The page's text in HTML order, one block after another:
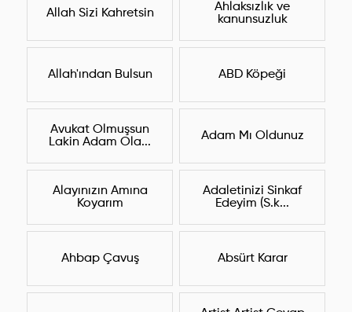
Allah Sizi Kahretsin
Ahlaksızlık ve
kanunsuzluk
Allah'ından Bulsun ABD Köpeği
Avukat Olmuşsun
Lakin Adam Ola...
Adam Mı Oldunuz
Alayınızın Amına
Koyarım
Adaletinizi Sinkaf
Edeyim (S.k...
Ahbap Çavuş Absürt Karar